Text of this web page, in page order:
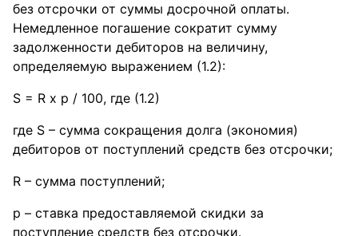
без отсрочки от суммы досрочной оплаты.
Немедленное погашение сократит сумму
задолженности дебиторов на величину,
определяемую выражением (1.2):
S = R х р / 100, где (1.2)
где S – сумма сокращения долга (экономия)
дебиторов от поступлений средств без отсрочки;
R – сумма поступлений;
р – ставка предоставляемой скидки за
поступление средств без отсрочки.